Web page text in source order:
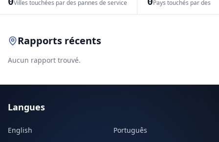
Villes touchées par des pannes de service Pays touchés par des
Rapports récents
Aucun rapport trouvé.
Langues
English
Português